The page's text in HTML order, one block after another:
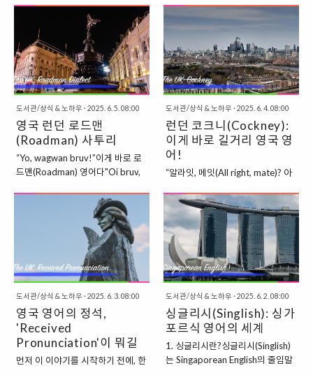
채기를 한다 = 병이 몸에 침투했을
가능성이 있다 = 영혼이 위험하
다”그래서 누군가 재채기를 하면,
즉시 "God bl..
나무, 참나무 같은 신성한 나무에는
행운의 정령(Good spirits) 이 살고
있다고 생각했지.그래서 나무를 두
드리는 행위는,정령에게 ..
서 우산을 펴면 나쁜 운이 따른다)
도대체 왜 우산 하나 펼쳤다고 운이
나빠진다는 걸까? 1. 고대 이집트의
태양 숭배와 관련이 미신의 뿌리는
고대 이집트까지 거슬러 올라가.고
대 이집트인들은 우산과 비슷한 파
라솔(parasol) 을 사용했어.이건 비
를 막기 위한 용도가 아니라, 태양의
신(Ra) 으로부터고귀한 사람을 보
호하기 위한 신성한 도구였지.그 파
라솔은 보통 왕족이나 사제만 사용
가능했고,신의 축복이 깃든 하늘(태
양)의 영역 아래서만 펼쳐야 했어.그
런데 그걸 실내에서 펼친다는 건?신
성한 보호를 모욕하거나, 신의 눈 밖
에 나는 행위로 여겨졌다는 거지.즉,
“신의 보호를 받을 ..
니까 → 특별함 → 행운”이라고 보
는 게 가장 단순한 해석이야.하지만
그걸 넘어서, 역사와 전통 속 의미까
지 들어보면 더 재밌어. 1. 고대 켈
트족의 전설에서 시작된 믿음네잎
클로버의 ‘행운’ 개념은 고대 아일랜
드의 켈트족(Celts) 신앙과 깊은 관
련이 있어.켈트족은 세잎클로버
(Shamrock) 를 신성한 식물로 여겼
어.왜냐하면 그 모양이 삼위일체
(Trinity) —즉, 생명(Life), 죽음
(Death), 환생(Rebirth) 을 상징한
다고 믿었기 때문이지.그런데, 네잎
클로버는 자연스럽게 생기는 변형
된 형태였고,그 드문 형태 때문에
“초자연적인 보호력”과 “행운”을 주
는 식물로 여겨졌어.즉, 네잎..
도서관/상식 & 노하우 · 2025. 6. 5. 08:00
영국 런던 로드맨
(Roadman) 사투리
“Yo, wagwan bruv!”이게 바로 로
드맨(Roadman) 영어다"Oi bruv,
음 듣고 “무슨 말이지?” 싶었지?근
데 이게 지금 런던 젊은이들 사이에
서 가장 쿨한 언어 스타일이야.유튜
브, 틱톡, 영드 속에서 점점 퍼지고
있는,현대 런던 스트리트 슬랭 + 억
양 + 태도의 조합.그게 바로
“Roadman Talk”이야. 1. 로드맨
(Roadman)이라는 말, 대체 뭐야?
Roadman 은 원래 런던 거리에서
자주 어슬렁거리며 활동하는 청년
을 의미해.특히 스트리트 패션, 힙합
동네의 ‘형’같은 이미지와 결합돼 있
도서관/상식 & 노하우 · 2025. 6. 4. 08:00
런던 코크니(Cockney):
이게 바로 길거리 영국 영
어!
“알라잇, 메잇(All right, mate)? 아
tea)?”처음 들으면 “이거 무슨 말이
야?” 싶지만,이게 바로 코크니 억양
의 마력이야.1. Cockney는 어디서
나온 말일까?Cockney(코크니) 는
원래 런던 동쪽(East End of
London) 출신의 노동자 계층을 가
리키는 말이었어.19세기, 산업혁명
시기부터 도시의 '서민 언어'로 자리
잡았고,지금은 런던 특유의 하위문
화 언어와 억양을 대표하지.근데 단
순히 억양만이 아니야.단어, 문장 구
조, 은어까지 전부 달라서 거의 외계
어처럼 들릴 수도 있어. 2.
도서관/상식 & 노하우 · 2025. 6. 3. 08:00
영국 영어의 정석,
'Received
Pronunciation'이 뭐길
래?
먼저 이 이야기를 시작하기 전에, 한
도서관/상식 & 노하우 · 2025. 6. 2. 08:00
싱글리시(Singlish): 싱가
포르식 영어의 세계
1. 싱글리시란?싱글리시(Singlish)
는 Singaporean English의 줄임말